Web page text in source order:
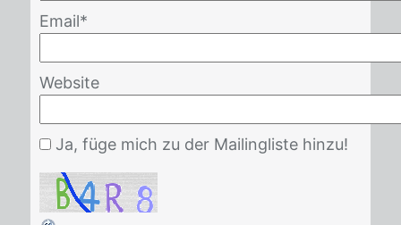
Email*
Website
Ja, füge mich zu der Mailingliste hinzu!